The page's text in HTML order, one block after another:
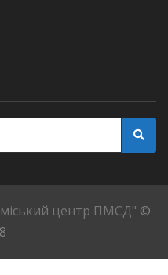
центр ПМСД" ©